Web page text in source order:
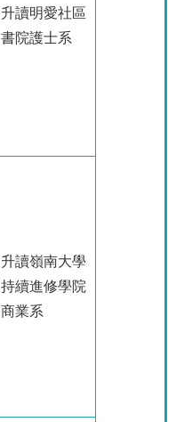
升讀明愛社區
書院護士系
升讀嶺南大學
持續進修學院
商業系